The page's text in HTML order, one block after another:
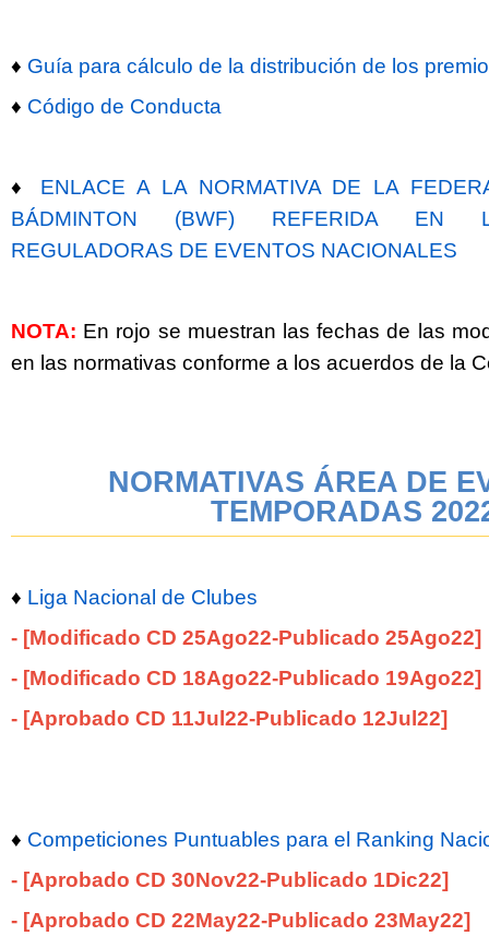
♦ Guía para cálculo de la distribución de los
♦ Código de Conducta
♦ ENLACE A LA NORMATIVA DE LA
BÁDMINTON (BWF) REFERIDA EN
REGULADORAS DE EVENTOS NACIONALES
NOTA: En rojo se muestran las fechas de las
en las normativas conforme a los acuerdos de la
NORMATIVAS ÁREA DE
TEMPORADAS
♦ Liga Nacional de Clubes
- [Modificado CD 25Ago22-Publicado 25Ago22]
- [Modificado CD 18Ago22-Publicado 19Ago22]
- [Aprobado CD 11Jul22-Publicado 12Jul22]
♦ Competiciones Puntuables para el Ranking
- [Aprobado CD 30Nov22-Publicado 1Dic22]
- [Aprobado CD 22May22-Publicado 23May22]